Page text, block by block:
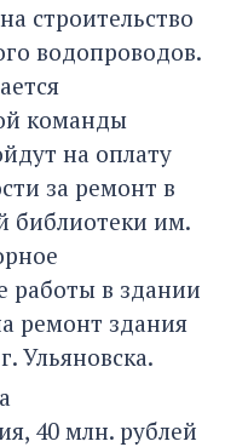
строительство
водопроводов.
команды
на оплату
за ремонт в
библиотеки им.
работы в здании
ремонт здания
Ульяновска.
40 млн. рублей